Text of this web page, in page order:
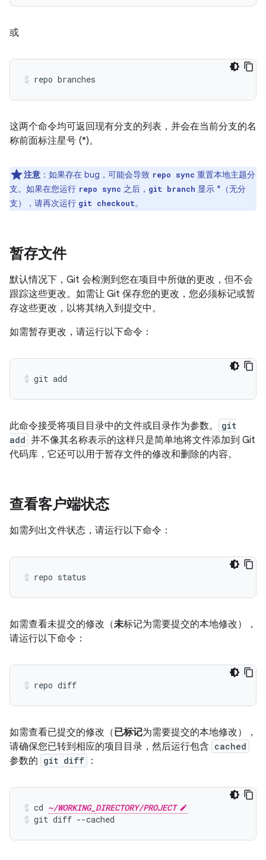
或
这两个命令均可返回现有分支的列表，并会在当前分支的名
称前面标注星号 (*)。
注意 ：如果存在 bug，可能会导致 repo sync 重置本地主题分
支。如果在您运行 repo sync 之后， git branch 显示 *（无分
支），请再次运行 git checkout。
暂存文件
默认情况下，Git 会检测到您在项目中所做的更改，但不会
跟踪这些更改。如需让 Git 保存您的更改，您必须标记或暂
存这些更改，以将其纳入到提交中。
如需暂存更改，请运行以下命令：
此命令接受将项目目录中的文件或目录作为参数。
git
add 并不像其名称表示的这样只是简单地将文件添加到 Git
代码库，它还可以用于暂存文件的修改和删除的内容。
查看客户端状态
如需列出文件状态，请运行以下命令：
如需查看未提交的修改（未标记为需要提交的本地修改），
请运行以下命令：
如需查看已提交的修改（已标记为需要提交的本地修改），
请确保您已转到相应的项目目录，然后运行包含 cached
参数的 git diff ：
cd ~/WORKING_DIRECTORY/PROJECT
git diff --cached